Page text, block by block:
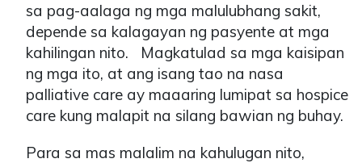
sa pag-aalaga ng mga malulubhang sakit,
depende sa kalagayan ng pasyente at mga
kahilingan nito. Magkatulad sa mga kaisipan
ng mga ito, at ang isang tao na nasa
palliative care ay maaaring lumipat sa hospice
care kung malapit na silang bawian ng buhay.
Para sa mas malalim na kahulugan nito,